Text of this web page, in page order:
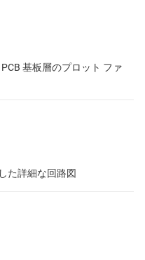
基板層のプロット ファ
た詳細な回路図